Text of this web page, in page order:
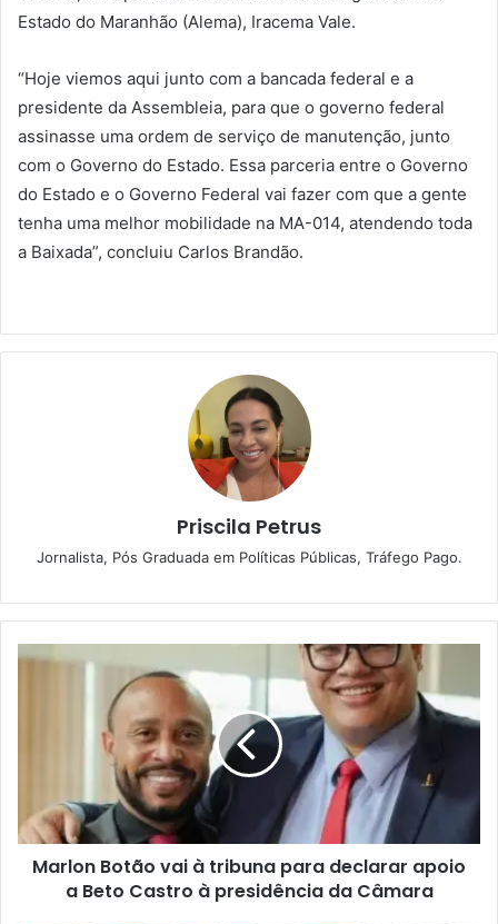
Estado do Maranhão (Alema), Iracema Vale.
“Hoje viemos aqui junto com a bancada federal e a
presidente da Assembleia, para que o governo federal
assinasse uma ordem de serviço de manutenção, junto
com o Governo do Estado. Essa parceria entre o Governo
do Estado e o Governo Federal vai fazer com que a gente
tenha uma melhor mobilidade na MA-014, atendendo toda
a Baixada”, concluiu Carlos Brandão.
Priscila Petrus
Jornalista, Pós Graduada em Políticas Públicas, Tráfego Pago.
M
o
t
Marlon Botão vai à tribuna para declarar apoio
a Beto Castro à presidência da Câmara